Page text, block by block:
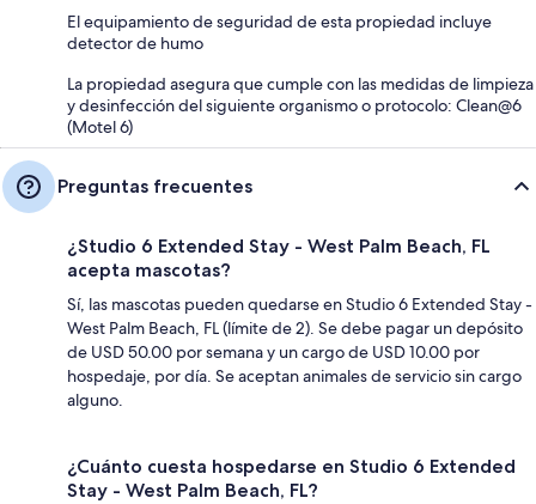
El equipamiento de seguridad de esta propiedad incluye
detector de humo
La propiedad asegura que cumple con las medidas de limpieza
y desinfección del siguiente organismo o protocolo: Clean@6
(Motel 6)
Preguntas frecuentes
¿Studio 6 Extended Stay - West Palm Beach, FL
acepta mascotas?
Sí, las mascotas pueden quedarse en Studio 6 Extended Stay -
West Palm Beach, FL (límite de 2). Se debe pagar un depósito
de USD 50.00 por semana y un cargo de USD 10.00 por
hospedaje, por día. Se aceptan animales de servicio sin cargo
alguno.
¿Cuánto cuesta hospedarse en Studio 6 Extended
Stay - West Palm Beach, FL?